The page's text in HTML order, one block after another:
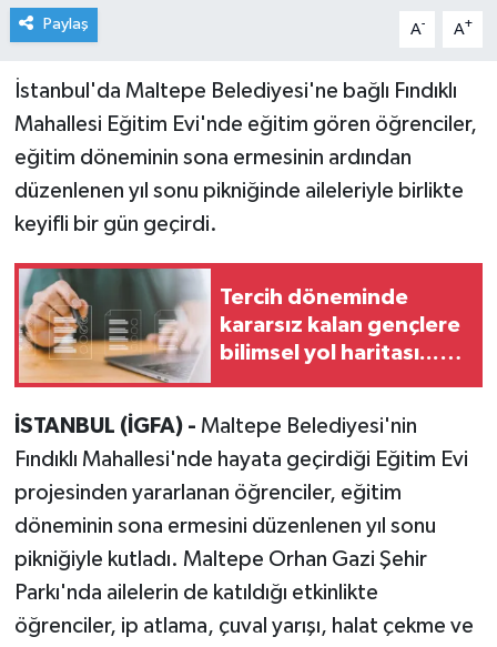
Paylaş A- A+
İstanbul'da Maltepe Belediyesi'ne bağlı Fındıklı
Mahallesi Eğitim Evi'nde eğitim gören öğrenciler,
eğitim döneminin sona ermesinin ardından
düzenlenen yıl sonu pikniğinde aileleriyle birlikte
keyifli bir gün geçirdi.
Tercih döneminde
kararsız kalan gençlere
bilimsel yol haritası...
İSTANBUL (İGFA) - Maltepe Belediyesi'nin
Fındıklı Mahallesi'nde hayata geçirdiği Eğitim Evi
projesinden yararlanan öğrenciler, eğitim
döneminin sona ermesini düzenlenen yıl sonu
pikniğiyle kutladı. Maltepe Orhan Gazi Şehir
Parkı'nda ailelerin de katıldığı etkinlikte
öğrenciler, ip atlama, çuval yarışı, halat çekme ve